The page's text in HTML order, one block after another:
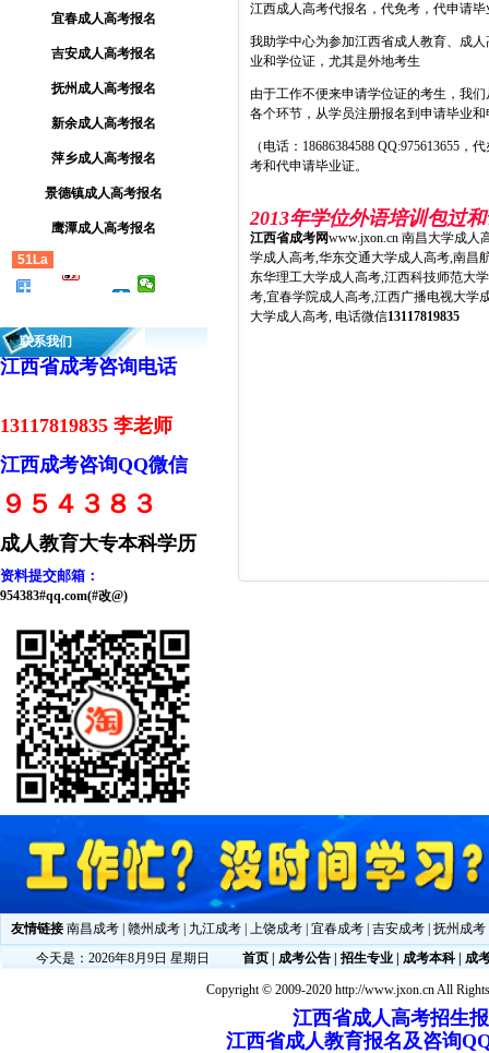
宜春成人高考报名
吉安成人高考报名
抚州成人高考报名
新余成人高考报名
萍乡成人高考报名
景德镇成人高考报名
鹰潭成人高考报名
51La
联系我们
江西省成考咨询电话
13117819835 李老师
江西成考咨询QQ微信
９５４３８３
成人教育大专本科学历
资料提交邮箱：
954383#qq.com(#改@)
江西成人高考代报名，代免考，代申请
我助学中心为参加江西省成人教育、成
业和学位证，尤其是外地考生
由于工作不便来申请学位证的考生，我
各个环节，从学员注册报名到申请毕业
（电话： 18686384588 QQ:975613655，
考和代申请毕业证。
2013年学位外语培训包过
江西省成考网www.jxon.cn 南昌大学成人
学成人高考,华东交通大学成人高考,南昌
东华理工大学成人高考,江西科技师范大
考,宜春学院成人高考,江西广播电视大学
大学成人高考, 电话微信13117819835
友情链接 南昌成考 赣州成考 九江成考 上饶成考 宜春成考 吉安成考 抚州成考
今天是：2026年8月9日 星期日
首页 成考公告 招生专业 成考本科| 成
Copyright © 2009-2020 http://www.jxon.cn All
江西省成人高考招生
江西省成人教育报名及咨询